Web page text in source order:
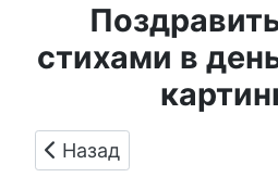
стихами в
Предыдущий:
Назад